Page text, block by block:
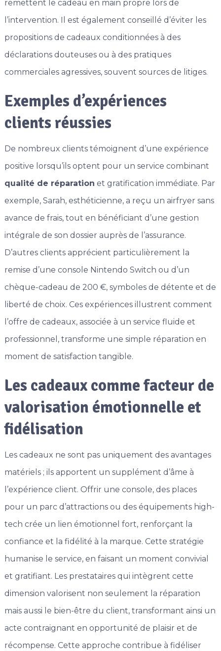
remettent le cadeau en main propre lors de
l’intervention. Il est également conseillé d’éviter les
propositions de cadeaux conditionnées à des
déclarations douteuses ou à des pratiques
commerciales agressives, souvent sources de litiges.
Exemples d’expériences
clients réussies
De nombreux clients témoignent d’une expérience
positive lorsqu’ils optent pour un service combinant
qualité de réparation et gratification immédiate. Par
exemple, Sarah, esthéticienne, a reçu un airfryer sans
avance de frais, tout en bénéficiant d’une gestion
intégrale de son dossier auprès de l’assurance.
D’autres clients apprécient particulièrement la
remise d’une console Nintendo Switch ou d’un
chèque-cadeau de 200 €, symboles de détente et de
liberté de choix. Ces expériences illustrent comment
l’offre de cadeaux, associée à un service fluide et
professionnel, transforme une simple réparation en
moment de satisfaction tangible.
Les cadeaux comme facteur de
valorisation émotionnelle et
fidélisation
Les cadeaux ne sont pas uniquement des avantages
matériels ; ils apportent un supplément d’âme à
l’expérience client. Offrir une console, des places
pour un parc d’attractions ou des équipements high-
tech crée un lien émotionnel fort, renforçant la
confiance et la fidélité à la marque. Cette stratégie
humanise le service, en faisant un moment convivial
et gratifiant. Les prestataires qui intègrent cette
dimension valorisent non seulement la réparation
mais aussi le bien-être du client, transformant ainsi un
acte contraignant en opportunité de plaisir et de
récompense. Cette approche contribue à fidéliser